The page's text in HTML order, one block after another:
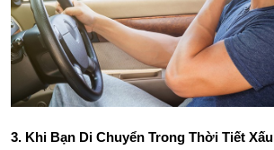
3. Khi Bạn Di Chuyển Trong Thời Tiết Xấu